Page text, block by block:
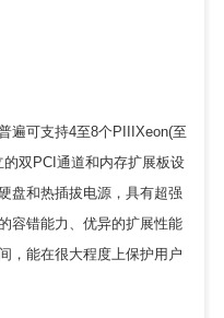
可支持4至8个PIIIXeon(至
双PCI通道和内存扩展板设
盘和热插拔电源，具有超强
容错能力、优异的扩展性能
，能在很大程度上保护用户